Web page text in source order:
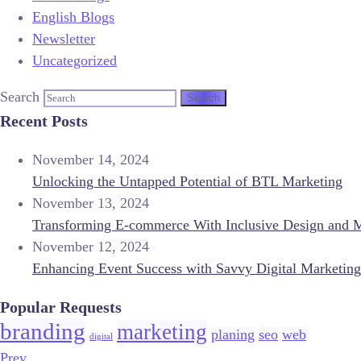
English Blogs
Newsletter
Uncategorized
Search
Recent Posts
November 14, 2024
Unlocking the Untapped Potential of BTL Marketing
November 13, 2024
Transforming E-commerce With Inclusive Design and
November 12, 2024
Enhancing Event Success with Savvy Digital Marketing
Popular Requests
branding digital marketing planing seo web
Prev